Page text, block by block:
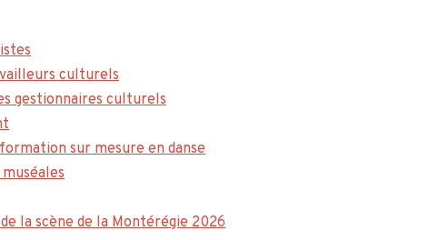
culturels
gestionnaires culturels
sur mesure en danse
la scène de la Montérégie 2026